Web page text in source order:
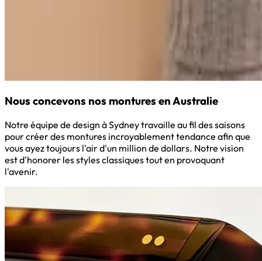
Nous concevons nos montures en Australie
Notre équipe de design à Sydney travaille au fil des saisons
pour créer des montures incroyablement tendance afin que
vous ayez toujours l'air d'un million de dollars. Notre vision
est d'honorer les styles classiques tout en provoquant
l'avenir.